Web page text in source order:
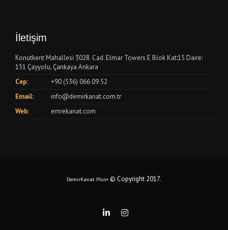
İletişim
Konutkent Mahallesi 3028. Cad. Elmar Towers E Blok Kat:15 Daire:
151 Çayyolu, Çankaya Ankara
Cep:
+90 (536) 066 09 52
Email:
info@demirkanat.com.tr
Web:
emrekanat.com
DemirKanat Plus+ © Copyright 2017.